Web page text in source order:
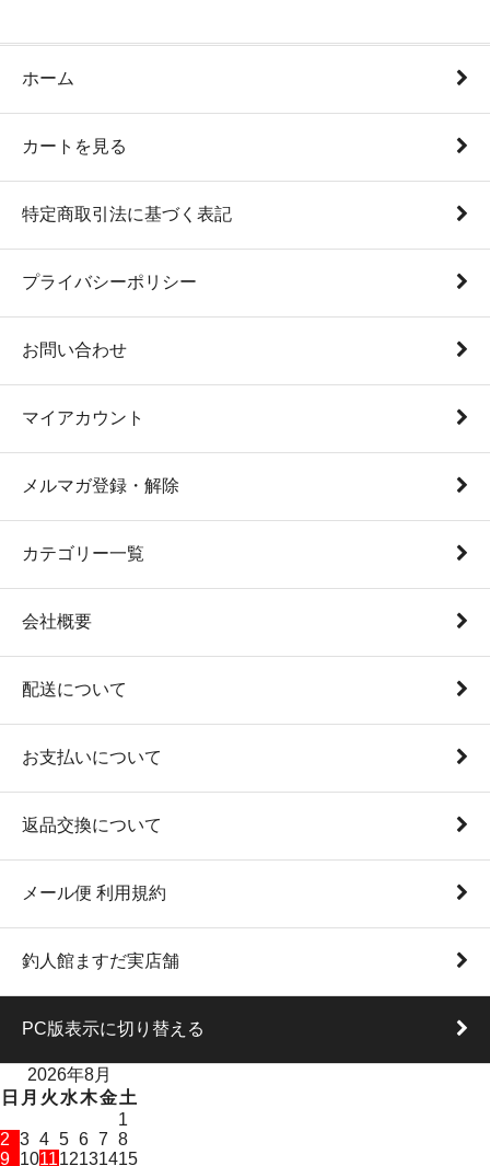
ホーム
カートを見る
特定商取引法に基づく表記
プライバシーポリシー
お問い合わせ
マイアカウント
メルマガ登録・解除
カテゴリー一覧
会社概要
配送について
お支払いについて
返品交換について
メール便 利用規約
釣人館ますだ実店舗
PC版表示に切り替える
2026年8月
日 月 火 水木金土
1
2 3 4 5 6 7 8
9 101112131415